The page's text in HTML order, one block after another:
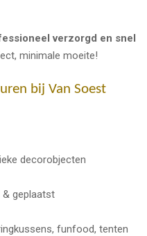
verzorgd en snel
minimale moeite!
bij Van Soest
decorobjecten
geplaatst
funfood, tenten